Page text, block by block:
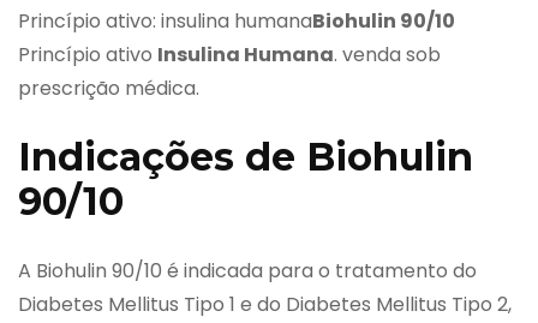
Princípio ativo: insulina humanaBiohulin 90/10
Princípio ativo Insulina Humana. venda sob
prescrição médica.
Indicações de Biohulin
90/10
A Biohulin 90/10 é indicada para o tratamento do
Diabetes Mellitus Tipo 1 e do Diabetes Mellitus Tipo 2,